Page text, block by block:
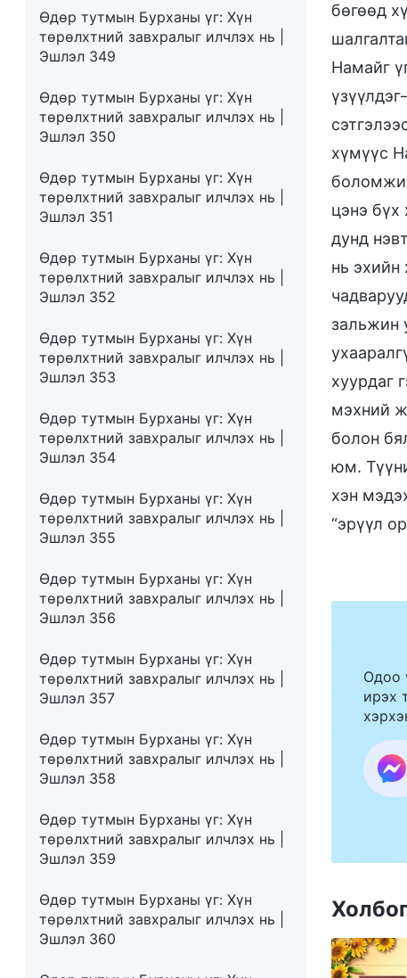
Өдөр тутмын Бурханы үг: Хүн
төрөлхтний завхралыг илчлэх нь |
Эшлэл 349
Өдөр тутмын Бурханы үг: Хүн
төрөлхтний завхралыг илчлэх нь |
Эшлэл 350
Өдөр тутмын Бурханы үг: Хүн
төрөлхтний завхралыг илчлэх нь |
Эшлэл 351
Өдөр тутмын Бурханы үг: Хүн
төрөлхтний завхралыг илчлэх нь |
Эшлэл 352
Өдөр тутмын Бурханы үг: Хүн
төрөлхтний завхралыг илчлэх нь |
Эшлэл 353
Өдөр тутмын Бурханы үг: Хүн
төрөлхтний завхралыг илчлэх нь |
Эшлэл 354
Өдөр тутмын Бурханы үг: Хүн
төрөлхтний завхралыг илчлэх нь |
Эшлэл 355
Өдөр тутмын Бурханы үг: Хүн
төрөлхтний завхралыг илчлэх нь |
Эшлэл 356
Өдөр тутмын Бурханы үг: Хүн
төрөлхтний завхралыг илчлэх нь |
Эшлэл 357
Өдөр тутмын Бурханы үг: Хүн
төрөлхтний завхралыг илчлэх нь |
Эшлэл 358
Өдөр тутмын Бурханы үг: Хүн
төрөлхтний завхралыг илчлэх нь |
Эшлэл 359
Өдөр тутмын Бурханы үг: Хүн
төрөлхтний завхралыг илчлэх нь |
Эшлэл 360
бөгөөд
Намайг
хүмүүс
цэнэ бүх
дунд
нь эхийн
зальжин
хуурдаг
мэхний
болон
юм.
хэн
“эрүүл
Одоо
ирэх